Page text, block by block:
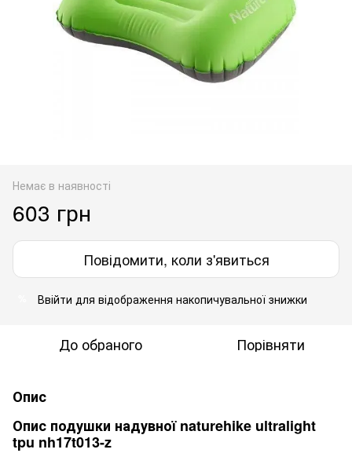
Немає в наявності
603 грн
Повідомити, коли з'явиться
Ввійти для відображення накопичувальної знижки
До обраного Порівняти
Опис
Опис подушки надувної naturehike ultralight
tpu nh17t013-z